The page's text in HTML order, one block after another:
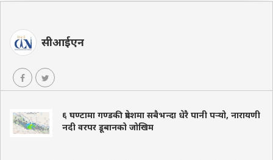
सीआईएन
६ घण्टामा गण्डकी प्रदेशमा सबैभन्दा धेरै पानी पर्‍यो, नारायणी
नदी वरपर डूबानको जोखिम